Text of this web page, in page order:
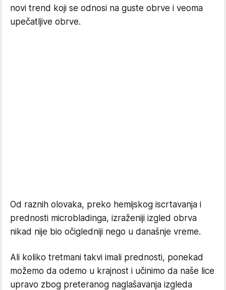
novi trend koji se odnosi na guste obrve i veoma
upečatljive obrve.
Od raznih olovaka, preko hemijskog iscrtavanja i
prednosti microbladinga, izraženiji izgled obrva
nikad nije bio očigledniji nego u današnje vreme.
Ali koliko tretmani takvi imali prednosti, ponekad
možemo da odemo u krajnost i učinimo da naše lice
upravo zbog preteranog naglašavanja izgleda